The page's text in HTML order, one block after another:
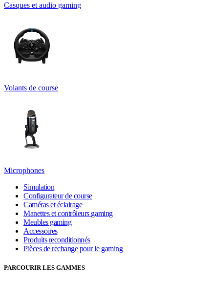
Casques et audio gaming
Volants de course
Microphones
Simulation
Configurateur de course
Caméras et éclairage
Manettes et contrôleurs gaming
Meubles gaming
Accessoires
Produits reconditionnés
Pièces de rechange pour le gaming
PARCOURIR LES GAMMES